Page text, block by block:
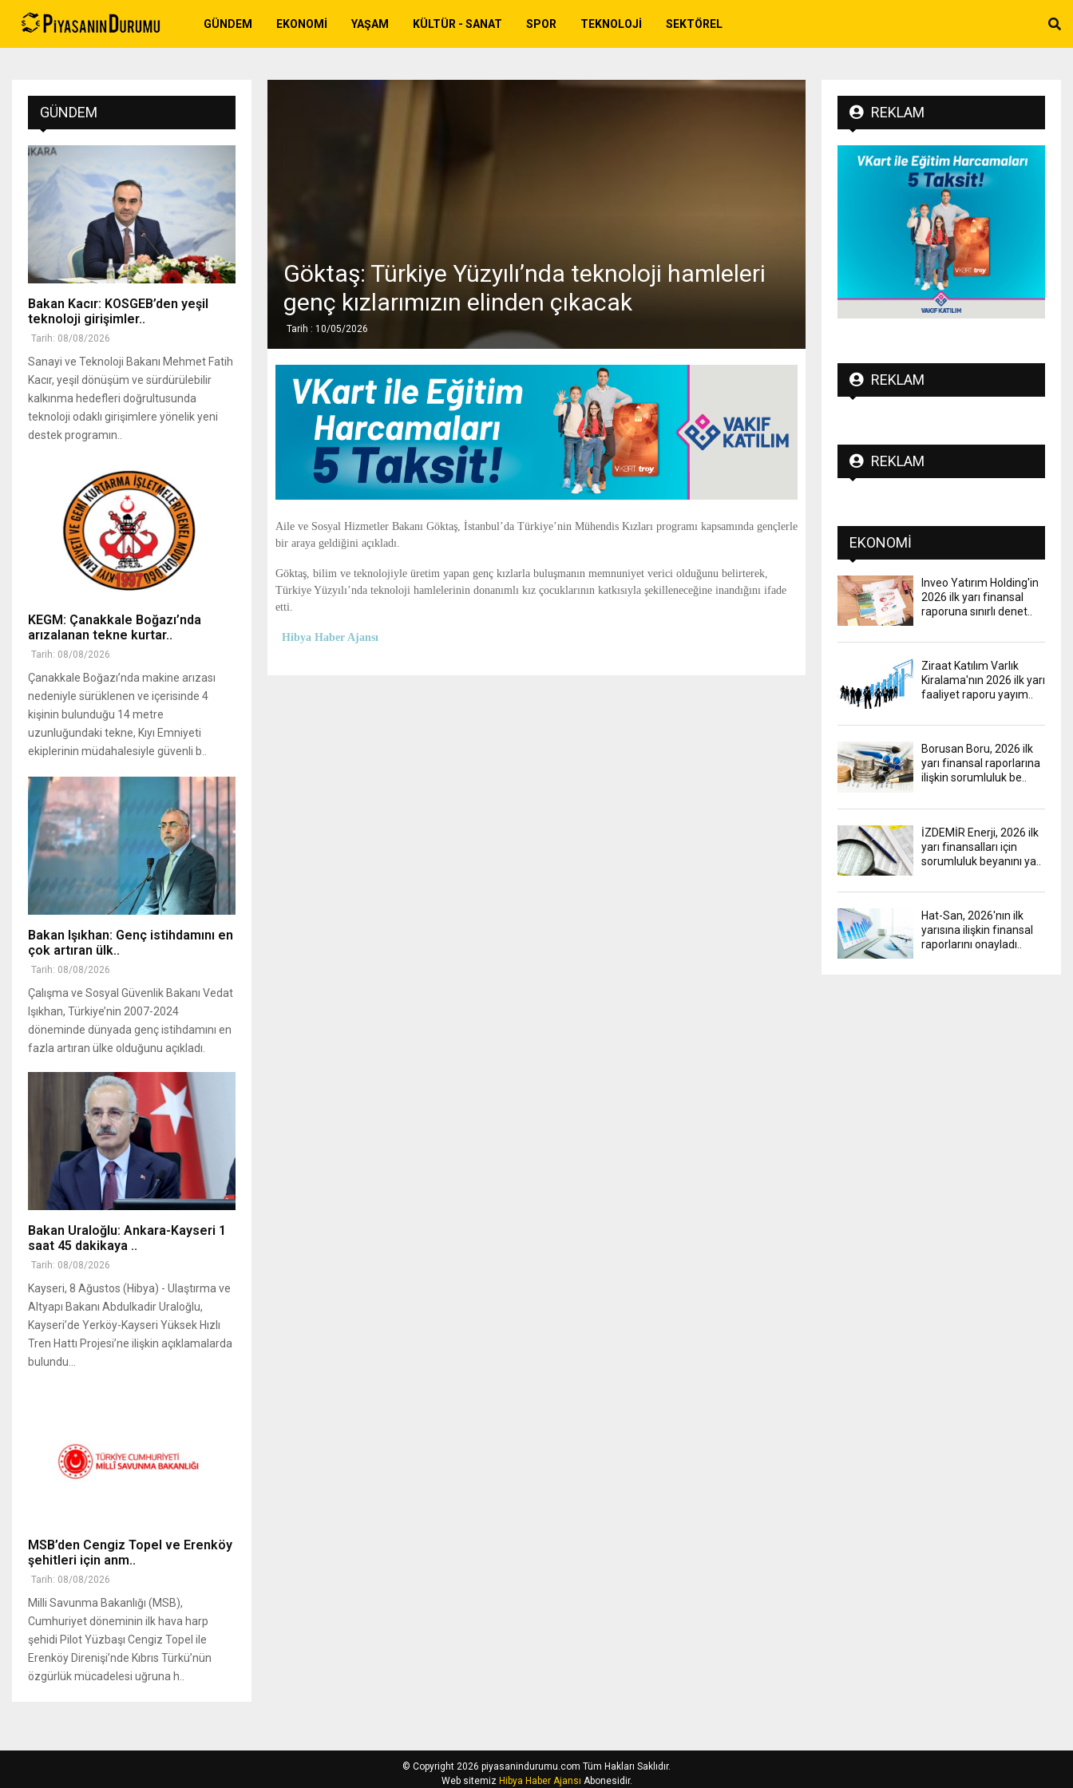
GÜNDEM EKONOMI YAŞAM KÜLTÜR - SANAT SPOR TEKNOLOJI SEKTÖREL
Göktaş: Türkiye Yüzyılı’nda teknoloji hamleleri
genç kızlarımızın elinden çıkacak
Tarih : 10/05/2026
Aile ve Sosyal Hizmetler Bakanı Göktaş , İstanbul’da Türkiye’nin Mühendis Kızları programı kapsamında gençlerle
bir araya geldiğini açıkladı.
Göktaş, bilim ve teknolojiyle üretim yapan genç kızlarla buluşmanın memnuniyet verici olduğunu belirterek,
Türkiye Yüzyılı’nda teknoloji hamlelerinin donanımlı kız çocuklarının katkısıyla şekilleneceğine inandığını ifade
etti.
Hibya Haber Ajansı
GÜNDEM
Bakan Kacır: KOSGEB’den yeşil
teknoloji girişimler..
Tarih: 08/08/2026
Sanayi ve Teknoloji Bakanı Mehmet Fatih
Kacır, yeşil dönüşüm ve sürdürülebilir
kalkınma hedefleri doğrultusunda
teknoloji odaklı girişimlere yönelik yeni
destek programın..
KEGM: Çanakkale Boğazı’nda
arızalanan tekne kurtar..
Tarih: 08/08/2026
Çanakkale Boğazı’nda makine arızası
nedeniyle sürüklenen ve içerisinde 4
kişinin bulunduğu 14 metre
uzunluğundaki tekne, Kıyı Emniyeti
ekiplerinin müdahalesiyle güvenli b..
Bakan Işıkhan: Genç istihdamını en
çok artıran ülk..
Tarih: 08/08/2026
Çalışma ve Sosyal Güvenlik Bakanı Vedat
Işıkhan, Türkiye’nin 2007-2024
döneminde dünyada genç istihdamını en
fazla artıran ülke olduğunu açıkladı.
Bakan Uraloğlu: Ankara-Kayseri 1
saat 45 dakikaya ..
Tarih: 08/08/2026
Kayseri, 8 Ağustos (Hibya) - Ulaştırma ve
Altyapı Bakanı Abdulkadir Uraloğlu,
Kayseri’de Yerköy-Kayseri Yüksek Hızlı
Tren Hattı Projesi’ne ilişkin açıklamalarda
bulundu...
MSB’den Cengiz Topel ve Erenköy
şehitleri için anm..
Tarih: 08/08/2026
Milli Savunma Bakanlığı (MSB),
Cumhuriyet döneminin ilk hava harp
şehidi Pilot Yüzbaşı Cengiz Topel ile
Erenköy Direnişi’nde Kıbrıs Türkü’nün
özgürlük mücadelesi uğruna h..
REKLAM
REKLAM
REKLAM
EKONOMI
Inveo Yatırım Holding'in
2026 ilk yarı finansal
raporuna sınırlı denet..
Ziraat Katılım Varlık
Kiralama'nın 2026 ilk yarı
faaliyet raporu yayım..
Borusan Boru, 2026 ilk
yarı finansal raporlarına
ilişkin sorumluluk be..
İZDEMİR Enerji, 2026 ilk
yarı finansalları için
sorumluluk beyanını ya..
Hat-San, 2026'nın ilk
yarısına ilişkin finansal
raporlarını onayladı..
© Copyright 2026 piyasanindurumu.com Tüm Hakları Saklıdır.
Web sitemiz Hibya Haber Ajansı Abonesidir.